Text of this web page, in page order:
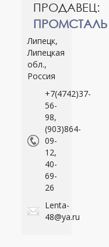
ПРОДАВЕЦ:
ПРОМСТАЛЬ
Липецк,
Липецкая
обл.,
Россия
+7(4742)37-
56-
98,
(903)864-
09-
12,
40-
69-
26
Lenta-
48@ya.ru